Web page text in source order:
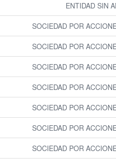
ENTIDAD SIN
SOCIEDAD POR
SOCIEDAD POR
SOCIEDAD POR
SOCIEDAD POR
SOCIEDAD POR
SOCIEDAD POR
SOCIEDAD POR